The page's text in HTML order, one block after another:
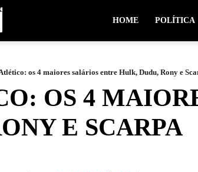
HOME POLÍTICA
os 4 maiores salários entre Hulk, Dudu, Rony e
OS 4
E SCARPA